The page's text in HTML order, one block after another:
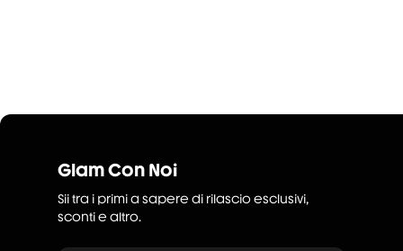
Glam Con Noi
Sii tra i primi a sapere di rilascio esclusivi,
sconti e altro.